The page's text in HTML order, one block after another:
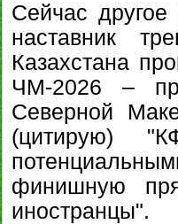
Сейчас
наставник
Казахстана
ЧМ-2026 –
Северной
(цитирую)
финишную
иностранцы".